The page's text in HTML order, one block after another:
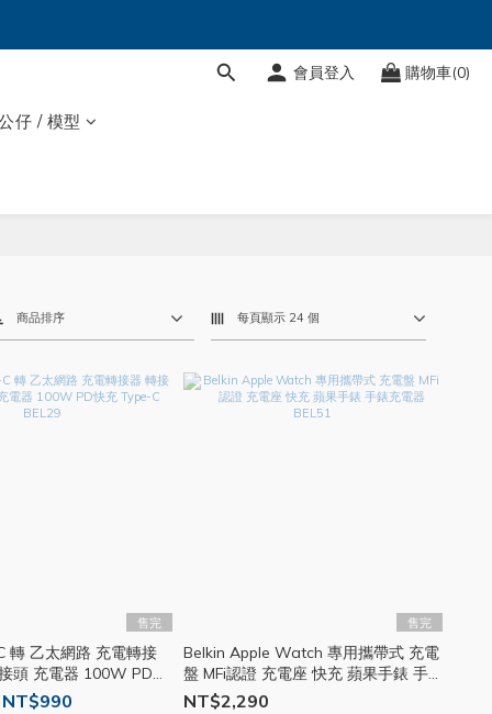
會員登入 購物車(0)
仔 / 模型
商品排序 每頁顯示 24 個
售完
轉 乙太網路 充電轉接
頭 充電器 100W PD快
C BEL29
售完
Belkin Apple Watch 專用攜帶式 充電
盤 MFi認證 充電座 快充 蘋果手錶 手
錶充電器 BEL51
NT$2,290